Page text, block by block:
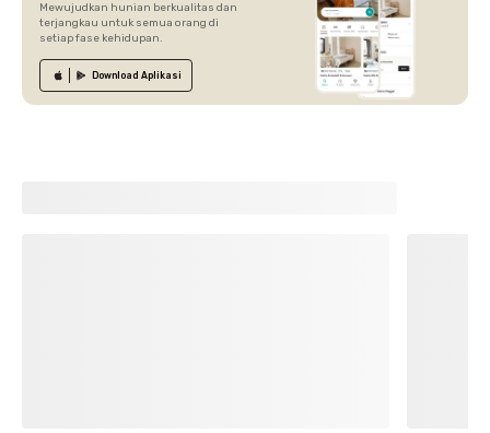
Mewujudkan hunian berkualitas dan
terjangkau untuk semua orang di
setiap fase kehidupan.
Download Aplikasi